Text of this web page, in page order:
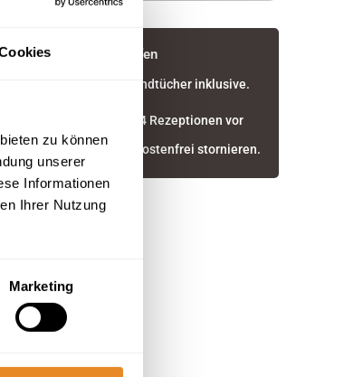
zu können
unserer
Informationen
Ihrer Nutzung
Marketing
Buchung inbegriffen
Hotelbettwäsche und Handtücher inklusive.
Optimaler Service durch 4 Rezeptionen vor
30 Tage vor Anreise kostenfrei stornieren.